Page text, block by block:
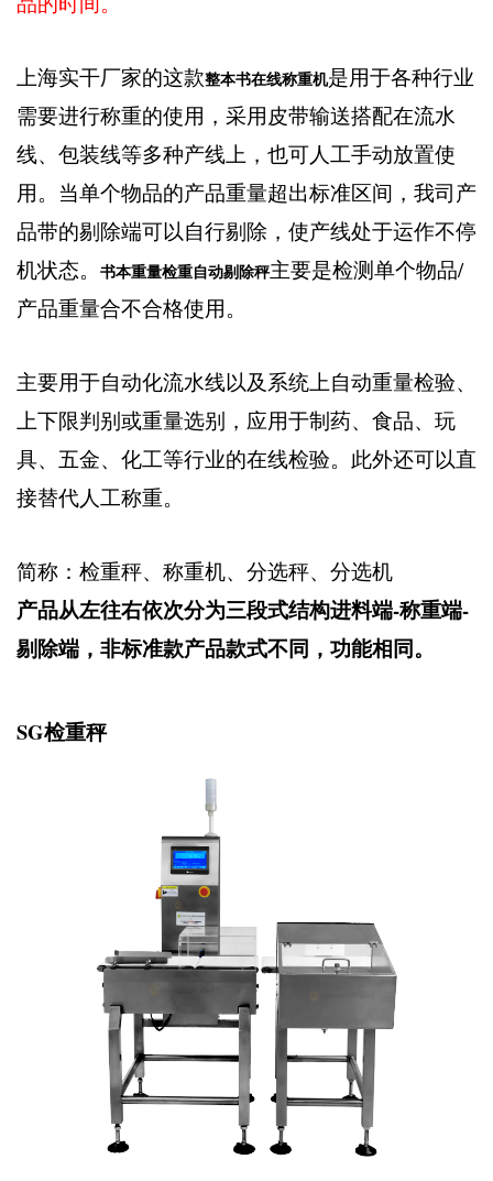
上海实干厂家的这款整本书在线称重机是用于各种行业
需要进行称重的使用，采用皮带输送搭配在流水
线、包装线等多种产线上，也可人工手动放置使
用。当单个物品的产品重量超出标准区间，我司产
品带的剔除端可以自行剔除，使产线处于运作不停
机状态。
书本重量检重自动剔除秤主要是检测单个物品/
产品重量合不合格使用。
主要用于自动化流水线以及系统上自动重量检验、
上下限判别或重量选别，应用于制药、食品、玩
具、五金、化工等行业的在线检验。此外还可以直
接替代人工称重。
简称：检重秤、称重机、分选秤、分选机
产品从左往右依次分为三段式结构进料端-称重端-
剔除端，非标准款产品款式不同，功能相同。
SG检重秤